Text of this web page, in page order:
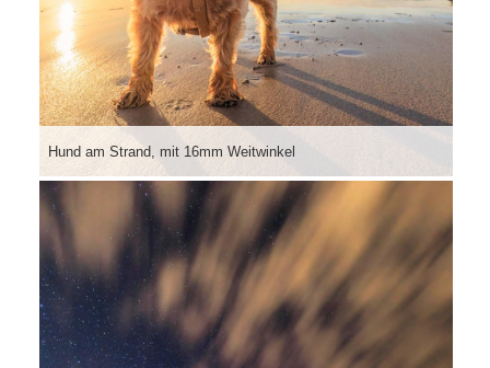
Hund am Strand, mit 16mm Weitwinkel